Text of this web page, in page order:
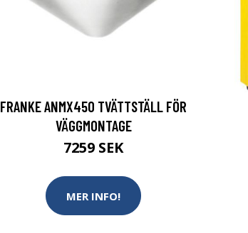
FRANKE ANMX450 TVÄTTSTÄLL FÖR
VÄGGMONTAGE
7259 SEK
MER INFO!